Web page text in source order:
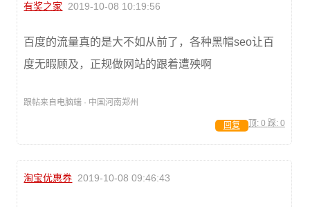
有奖之家 2019-10-08 10:19:56
百度的流量真的是大不如从前了，各种黑帽seo让百
度无暇顾及，正规做网站的跟着遭殃啊
跟帖来自电脑端 · 中国河南郑州
顶: 0 踩: 0
回复
淘宝优惠券 2019-10-08 09:46:43